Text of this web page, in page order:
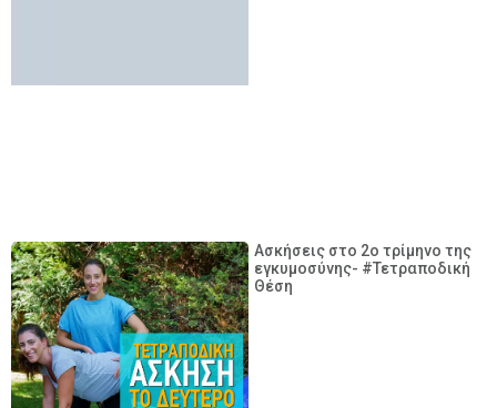
Ασκήσεις στο 2ο τρίμηνο της
εγκυμοσύνης- #Τετραποδική
Θέση